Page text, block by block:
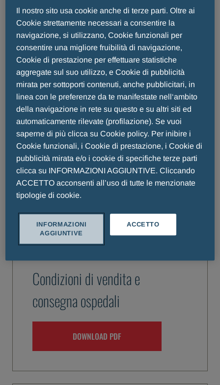
consegna
Prodotti medicinali e dispositivi medici
Menarini
Condizioni di vendita e
consegna farmacie
DOWNLOAD PDF
Condizioni di vendita e
consegna ospedali
DOWNLOAD PDF
Il nostro sito usa cookie anche di terze parti. Oltre ai
Cookie strettamente necessari a consentire la
navigazione, si utilizzano, Cookie funzionali per
consentire una migliore fruibilità di navigazione,
Cookie di prestazione per effettuare statistiche
aggregate sul suo utilizzo, e Cookie di pubblicità
mirata per sottoporti contenuti, anche pubblicitari, in
linea con le preferenze da te manifestate nell‘ambito
della navigazione in rete su questo e su altri siti ed
automaticamente rilevate (profilazione). Se vuoi
saperne di più clicca su Cookie policy. Per inibire i
Cookie funzionali, i Cookie di prestazione, i Cookie di
pubblicità mirata e/o i cookie di specifiche terze parti
clicca su INFORMAZIONI AGGIUNTIVE. Cliccando
ACCETTO acconsenti all’uso di tutte le menzionate
tipologie di cookie.
ACCETTO
INFORMAZIONI
AGGIUNTIVE